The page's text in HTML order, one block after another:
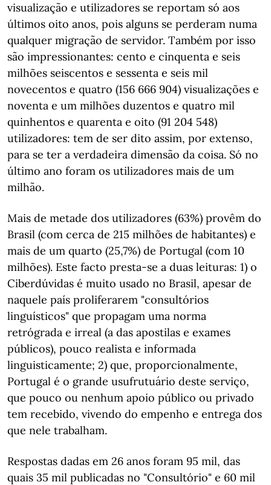
visualização e utilizadores se reportam só aos
últimos oito anos, pois alguns se perderam numa
qualquer migração de servidor. Também por isso
são impressionantes: cento e cinquenta e seis
milhões seiscentos e sessenta e seis mil
novecentos e quatro (156 666 904) visualizações e
noventa e um milhões duzentos e quatro mil
quinhentos e quarenta e oito (91 204 548)
utilizadores: tem de ser dito assim, por extenso,
para se ter a verdadeira dimensão da coisa. Só no
último ano foram os utilizadores mais de um
milhão.
Mais de metade dos utilizadores (63%) provêm do
Brasil (com cerca de 215 milhões de habitantes) e
mais de um quarto (25,7%) de Portugal (com 10
milhões). Este facto presta-se a duas leituras: 1) o
Ciberdúvidas é muito usado no Brasil, apesar de
naquele país proliferarem "consultórios
linguísticos" que propagam uma norma
retrógrada e irreal (a das apostilas e exames
públicos), pouco realista e informada
linguisticamente; 2) que, proporcionalmente,
Portugal é o grande usufrutuário deste serviço,
que pouco ou nenhum apoio público ou privado
tem recebido, vivendo do empenho e entrega dos
que nele trabalham.
Respostas dadas em 26 anos foram 95 mil, das
quais 35 mil publicadas no "Consultório" e 60 mil